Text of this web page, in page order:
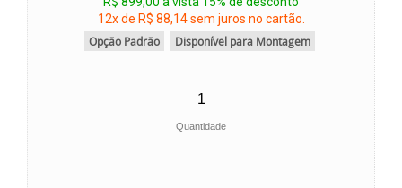
12x de R$ 88,14 sem juros no cartão.
Opção Padrão
Disponível para Montagem
Quantidade